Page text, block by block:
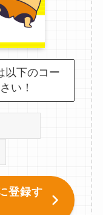
以下のコー
い！
登録す